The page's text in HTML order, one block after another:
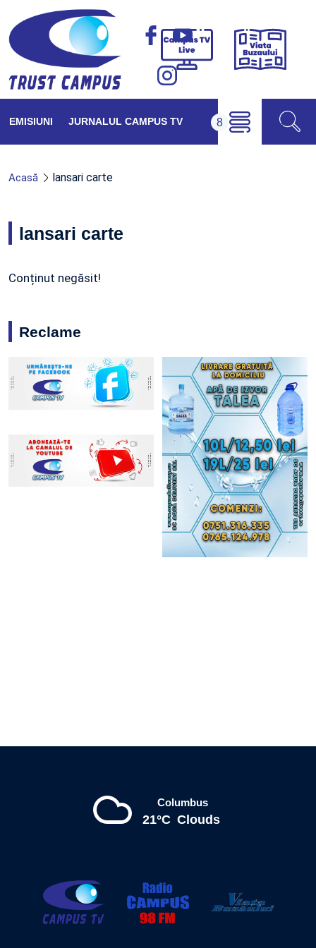
Campus
Viața
EMISIUNI JURNALUL CAMPUS TV
Acasă lansari carte
lansari carte
Conținut negăsit!
Reclame
Columbus
21°C Clouds